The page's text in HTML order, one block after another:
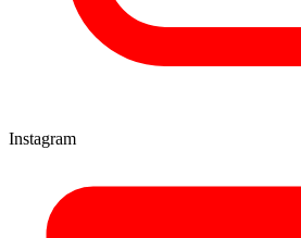
Instagram